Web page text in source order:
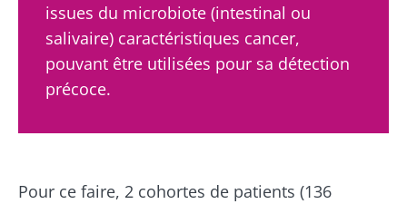
issues du microbiote (intestinal ou
salivaire) caractéristiques cancer,
pouvant être utilisées pour sa détection
précoce.
Pour ce faire, 2 cohortes de patients (136